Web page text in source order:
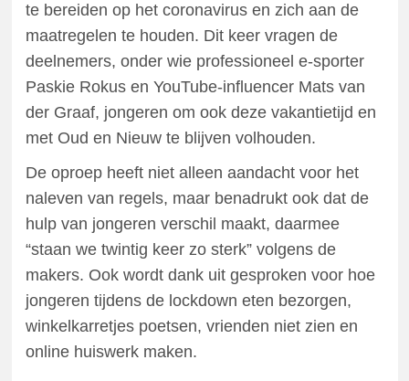
te bereiden op het coronavirus en zich aan de
maatregelen te houden. Dit keer vragen de
deelnemers, onder wie professioneel e-sporter
Paskie Rokus en YouTube-influencer Mats van
der Graaf, jongeren om ook deze vakantietijd en
met Oud en Nieuw te blijven volhouden.
De oproep heeft niet alleen aandacht voor het
naleven van regels, maar benadrukt ook dat de
hulp van jongeren verschil maakt, daarmee
“staan we twintig keer zo sterk” volgens de
makers. Ook wordt dank uit gesproken voor hoe
jongeren tijdens de lockdown eten bezorgen,
winkelkarretjes poetsen, vrienden niet zien en
online huiswerk maken.